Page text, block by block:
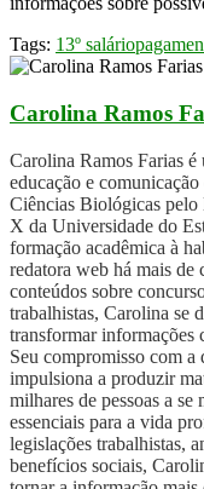
Tags: 13º salário
Carolina Ramos
Carolina Ramos Farias
educação e
Ciências Biológicas pelo
X da Universidade do
formação acadêmica à
redatora web há mais de
conteúdos sobre
trabalhistas, Carolina se
transformar informações
Seu compromisso com a
impulsiona a produzir
milhares de pessoas a
essenciais para a vida
legislações trabalhistas,
benefícios sociais,